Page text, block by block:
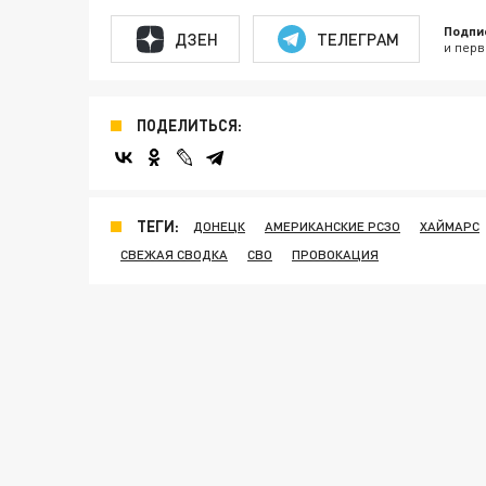
ДЗЕН ТЕЛЕГРАМ и
ПОДЕЛИТЬСЯ:
ТЕГИ: ДОНЕЦК АМЕРИКАНСКИЕ РСЗО
ХАЙМАРС
СВЕЖАЯ СВОДКА
СВО ПРОВОКАЦИЯ